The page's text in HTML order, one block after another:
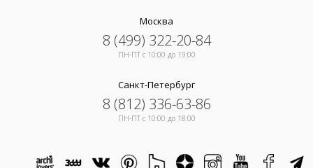
Москва
8 (499) 322-20-84
ПН-ПТ c 10:00 до 19:00
Санкт-Петербург
8 (812) 336-63-86
ПН-ПТ c 10:00 до 18:00